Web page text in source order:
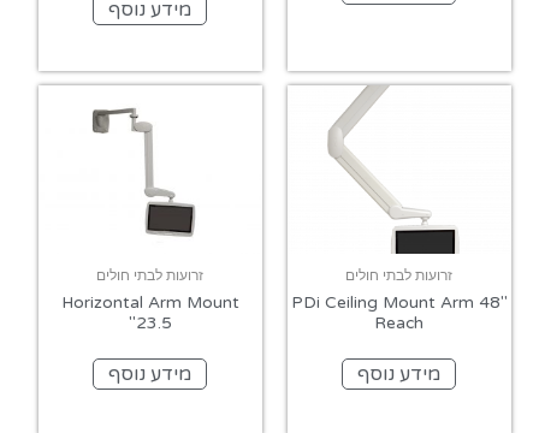
מידע נוסף
זרועות לבתי חולים
PDi Ceiling Mount Arm 48"
Reach
מידע נוסף
זרועות לבתי חולים
Horizontal Arm Mount
23.5"
מידע נוסף